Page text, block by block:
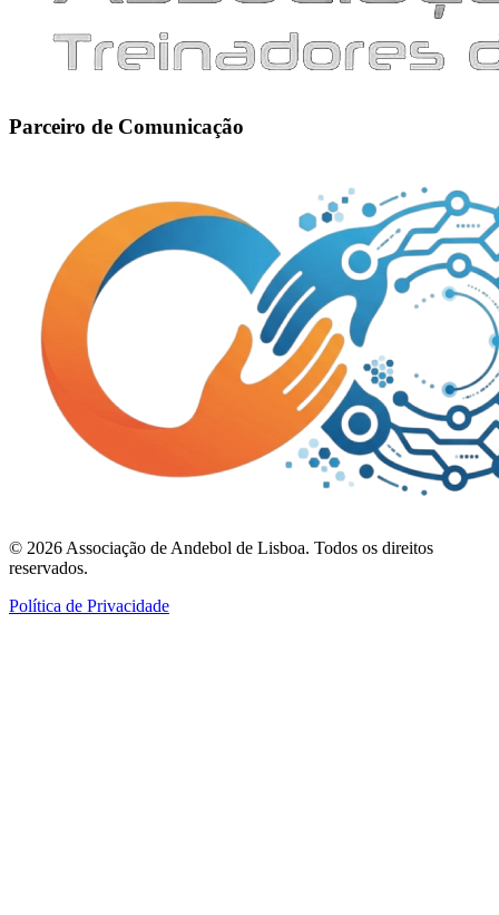
Parceiro de Comunicação
© 2026 Associação de Andebol de Lisboa. Todos os direitos
reservados.
Política de Privacidade